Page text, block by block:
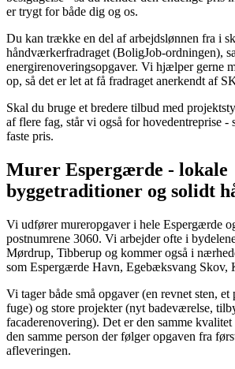
er trygt for både dig og os.
Du kan trække en del af arbejdslønnen fra i
håndværkerfradraget (BoligJob-ordningen),
energirenoveringsopgaver. Vi hjælper gerne
op, så det er let at få fradraget anerkendt af
Skal du bruge et bredere tilbud med
af flere fag, står vi også for hovedentreprise -
faste pris.
Murer Espergærde - lokale
byggetraditioner og solidt
Vi udfører mureropgaver i hele Espergærde
postnumrene 3060. Vi arbejder ofte i
Mørdrup, Tibberup og kommer også i
som Espergærde Havn, Egebæksvang Skov,
Vi tager både små opgaver (en revnet sten,
fuge) og store projekter (nyt badeværelse,
facaderenovering). Det er den samme kvalitet
den samme person der følger opgaven fra
afleveringen.